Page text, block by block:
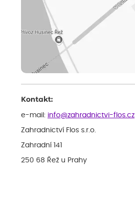
Kontakt:
e-mail: info@zahradnictvi-flos.cz
Zahradnictví Flos s.r.o.
Zahradní 141
250 68 Řež u Prahy